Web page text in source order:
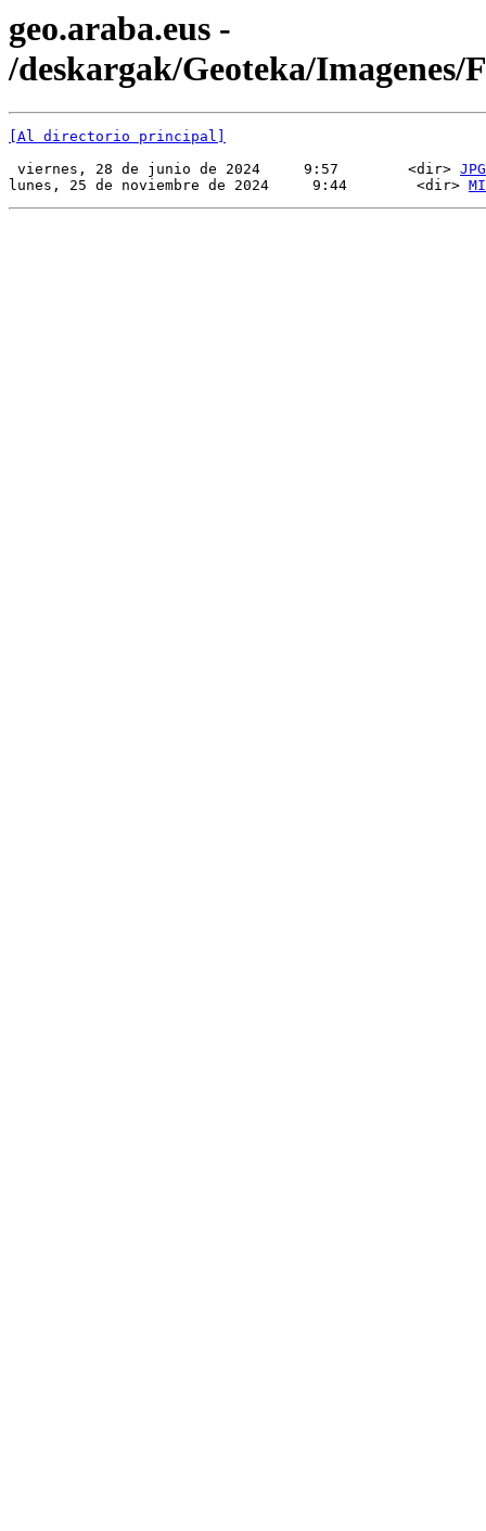
geo.araba.eus -
/deskargak/Geoteka/Imagenes/
[Al directorio principal]
viernes, 28 de junio de 2024     9:57        <dir> JPG
lunes, 25 de noviembre de 2024     9:44        <dir>